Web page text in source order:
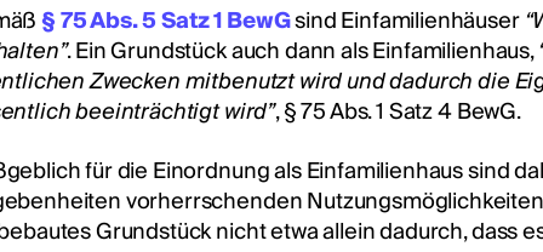
§ 75 Abs. 5 Satz 1 BewGsind Einfamilienhäuser
. Ein Grundstück auch dann als Einfamilienhaus,
Zwecken mitbenutzt wird und dadurch die
beeinträchtigt wird”, § 75 Abs. 1 Satz 4 BewG.
für die Einordnung als Einfamilienhaus sind
vorherrschenden
Grundstück nicht etwa allein dadurch, dass